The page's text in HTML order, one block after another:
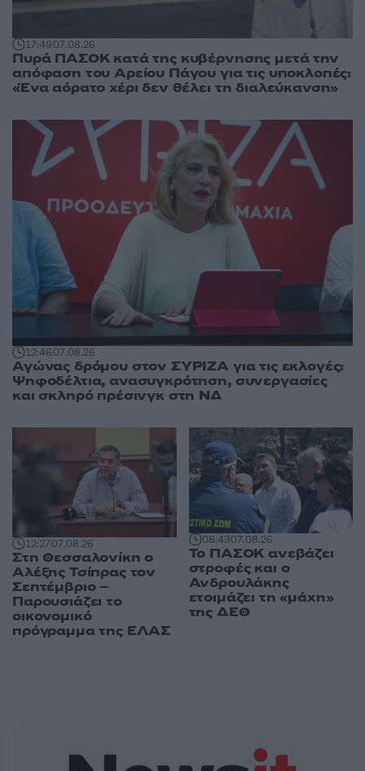
17:4907.08.26
Πυρά ΠΑΣΟΚ κατά της κυβέρνησης μετά την
απόφαση του Αρείου Πάγου για τις υποκλοπές:
«Ένα αόρατο χέρι δεν θέλει τη διαλεύκανση»
12:4607.08.26
Αγώνας δρόμου στον ΣΥΡΙΖΑ για τις εκλογές:
Ψηφοδέλτια, ανασυγκρότηση, συνεργασίες
και σκληρό πρέσινγκ στη ΝΔ
12:2707.08.26
Στη Θεσσαλονίκη ο
Αλέξης Τσίπρας τον
Σεπτέμβριο –
Παρουσιάζει το
οικονομικό
πρόγραμμα της ΕΛΑΣ
08:4307.08.26
Το ΠΑΣΟΚ ανεβάζει
στροφές και ο
Ανδρουλάκης
ετοιμάζει τη «μάχη»
της ΔΕΘ